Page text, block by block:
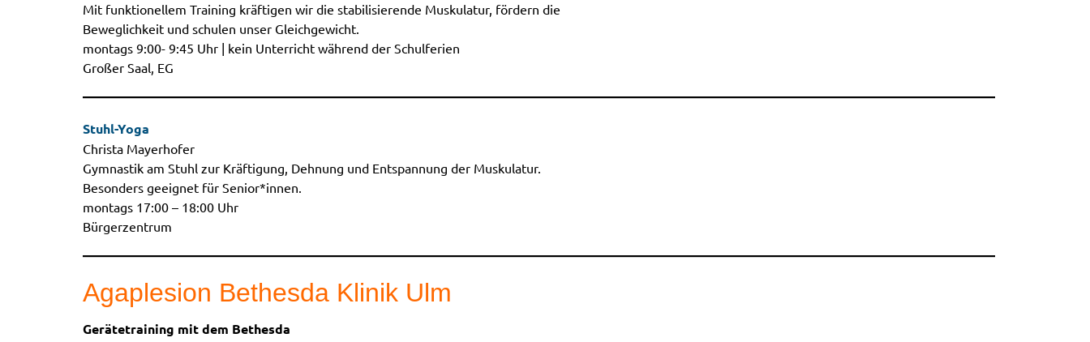
Mit funktionellem Training kräftigen wir die stabilisierende Muskulatur, fördern die
Beweglichkeit und schulen unser Gleichgewicht.
montags 9:00- 9:45 Uhr | kein Unterricht während der Schulferien
Großer Saal, EG
Stuhl-Yoga
Christa Mayerhofer
Gymnastik am Stuhl zur Kräftigung, Dehnung und Entspannung der Muskulatur.
Besonders geeignet für Senior*innen.
montags 17:00 – 18:00 Uhr
Bürgerzentrum
Agaplesion Bethesda Klinik Ulm
Gerätetraining mit dem Bethesda